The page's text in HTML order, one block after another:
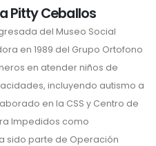
Pitty Ceballos
del Museo Social
en 1989 del Grupo Ortofono
en atender niños de
incluyendo autismo a
en la CSS y Centro de
Impedidos como
sido parte de Operación